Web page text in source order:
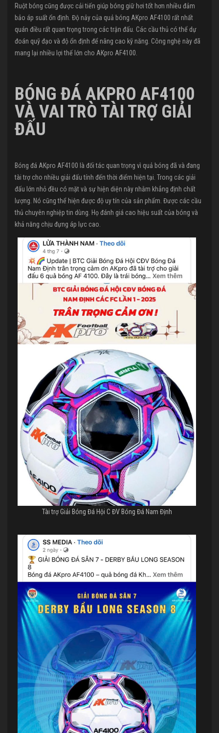
Ruột bóng cũng được cải tiến giúp bóng giữ hơi tốt hơn nhiều đảm
bảo áp suất ổn định. Độ nảy của quả bóng AKpro AF4100 rất nhất
quán điều rất quan trọng trong các trận đấu. Các cầu thủ có thể dự
đoán quỹ đạo và độ ổn định để nâng cao kỹ năng. Công nghệ này đã
mang lại nhiều lợi thế lớn cho AKpro AF4100.
BÓNG ĐÁ AKPRO AF4100
VÀ VAI TRÒ TÀI TRỢ GIẢI
ĐẤU
Bóng đá AKpro AF4100 là đối tác quan trọng vì quả bóng đã và đang
tài trợ cho nhiều giải đấu tính đến thời điểm hiện tại. Trong các giải
đấu lớn nhỏ đều có mặt và sự hiện diện này nhằm khẳng định chất
lượng. Nó cũng thể hiện được độ uy tín của sản phẩm. Được các cầu
thủ chuyên nghiệp tin dùng. Họ đánh giá cao hiệu suất của bóng và
khả năng chịu đựng áp lực cao.
Tài trợ Giải Bóng Đá Hội C ĐV Bóng Đá Nam Định